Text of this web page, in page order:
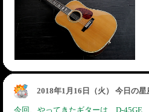
2018年1月16日（火） 今日の
今回、やってきたギターは D-45GE